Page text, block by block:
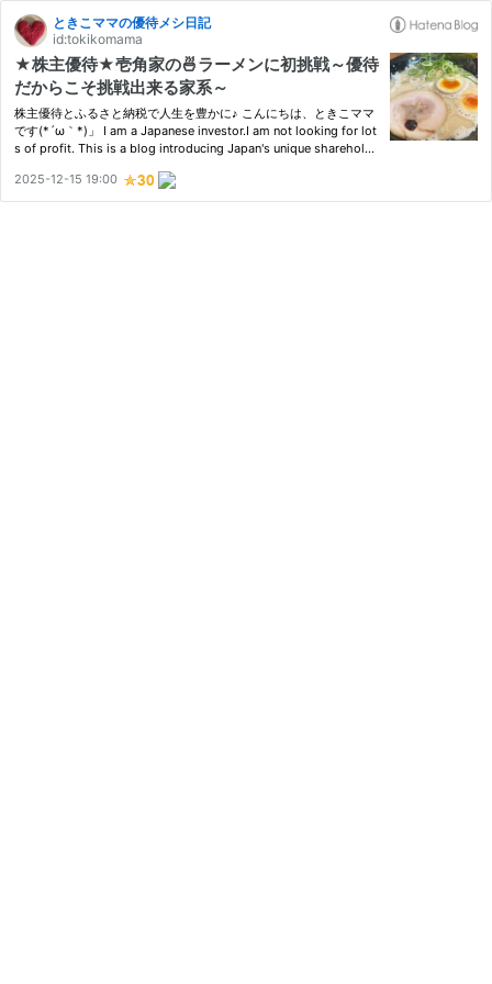
ときこママの優待メシ日記
id:tokikomama
★株主優待★壱角家の🍜ラーメンに初挑戦～優待
だからこそ挑戦出来る家系～
株主優待とふるさと納税で人生を豊かに♪ こんにちは、ときこママ
です(*´ω｀*)」 I am a Japanese investor.I am not looking for lot
s of profit. This is a blog introducing Japan's unique shareholde
y by taking advantage of shareholder benefits.…
2025-12-15 19:00